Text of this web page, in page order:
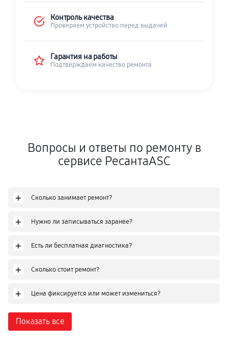
Контроль качества
Проверяем устройство перед выдачей
Гарантия на работы
Подтверждаем качество ремонта
Вопросы и ответы по ремонту в
сервисе РесантаASC
+ Сколько занимает ремонт?
+ Нужно ли записываться заранее?
+ Есть ли бесплатная диагностика?
+ Сколько стоит ремонт?
+ Цена фиксируется или может измениться?
Показать все